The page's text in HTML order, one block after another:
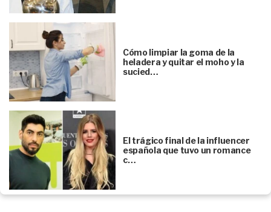
Cómo limpiar la goma de la
heladera y quitar el moho y la
sucied…
El trágico final de la influencer
española que tuvo un romance
c…